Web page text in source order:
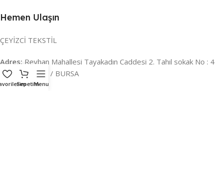
Hemen Ulaşın
ÇEYİZCİ TEKSTİL
Adres: Reyhan Mahallesi Tayakadın Caddesi 2. Tahıl sokak No : 4
/ a Osmangazi / BURSA
SepetimMenu